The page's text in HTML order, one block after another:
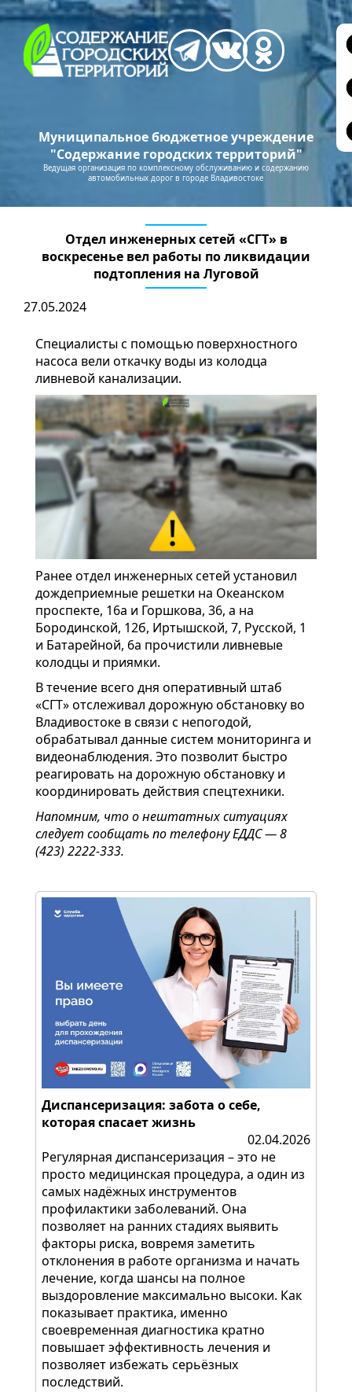
Муниципальное бюджетное учреждение
"Содержание городских территорий"
Ведущая организация по комплексному обслуживанию и содержанию
автомобильных дорог в городе Владивостоке
Отдел инженерных сетей «СГТ» в
воскресенье вел работы по ликвидации
подтопления на Луговой
27.05.2024
Специалисты с помощью поверхностного
насоса вели откачку воды из колодца
ливневой канализации.
Ранее отдел инженерных сетей установил
дождеприемные решетки на Океанском
проспекте, 16а и Горшкова, 36, а на
Бородинской, 12б, Иртышской, 7, Русской, 1
и Батарейной, 6а прочистили ливневые
колодцы и приямки.
В течение всего дня оперативный штаб
«СГТ» отслеживал дорожную обстановку во
Владивостоке в связи с непогодой,
обрабатывал данные систем мониторинга и
видеонаблюдения. Это позволит быстро
реагировать на дорожную обстановку и
координировать действия спецтехники.
Напомним, что о нештатных ситуациях
следует сообщать по телефону ЕДДС — 8
(423) 2222-333.
Диспансеризация: забота о себе,
которая спасает жизнь
02.04.2026
Регулярная диспансеризация – это не
просто медицинская процедура, а один из
самых надёжных инструментов
профилактики заболеваний. Она
позволяет на ранних стадиях выявить
факторы риска, вовремя заметить
отклонения в работе организма и начать
лечение, когда шансы на полное
выздоровление максимально высоки. Как
показывает практика, именно
своевременная диагностика кратно
повышает эффективность лечения и
позволяет избежать серьёзных
последствий.